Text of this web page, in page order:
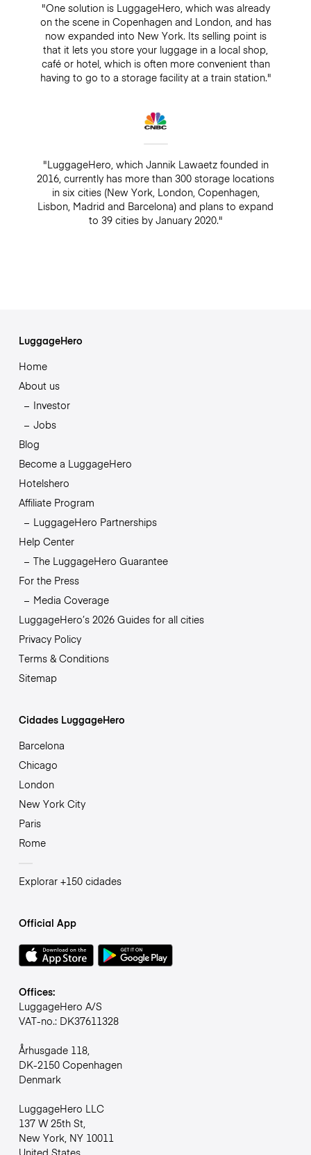
"One solution is LuggageHero, which was already
on the scene in Copenhagen and London, and has
now expanded into New York. Its selling point is
that it lets you store your luggage in a local shop,
café or hotel, which is often more convenient than
having to go to a storage facility at a train station."
"LuggageHero, which Jannik Lawaetz founded in
2016, currently has more than 300 storage locations
in six cities (New York, London, Copenhagen,
Lisbon, Madrid and Barcelona) and plans to expand
to 39 cities by January 2020."
LuggageHero
Home
About us
Investor
Jobs
Blog
Become a LuggageHero
Hotelshero
Affiliate Program
LuggageHero Partnerships
Help Center
The LuggageHero Guarantee
For the Press
Media Coverage
LuggageHero’s 2026 Guides for all cities
Privacy Policy
Terms & Conditions
Sitemap
Cidades LuggageHero
Barcelona
Chicago
London
New York City
Paris
Rome
Explorar +150 cidades
Official App
Offices:
LuggageHero A/S
VAT-no.: DK37611328
Århusgade 118,
DK-2150 Copenhagen
Denmark
LuggageHero LLC
137 W 25th St,
New York, NY 10011
United States